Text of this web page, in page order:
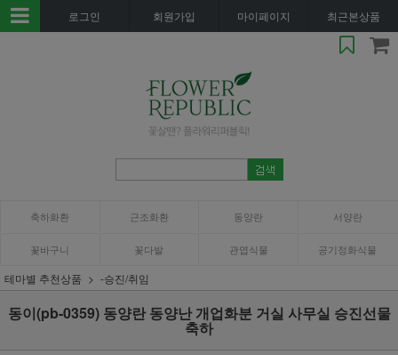
로그인 회원가입 마이페이지 최근본상품
축하화환 근조화환 동양란 서양란
꽃바구니 꽃다발 관엽식물 공기정화식물
테마별 추천상품 -승진/취임
동이(pb-0359) 동양란 동양난 개업화분 거실 사무실 승진선물
축하